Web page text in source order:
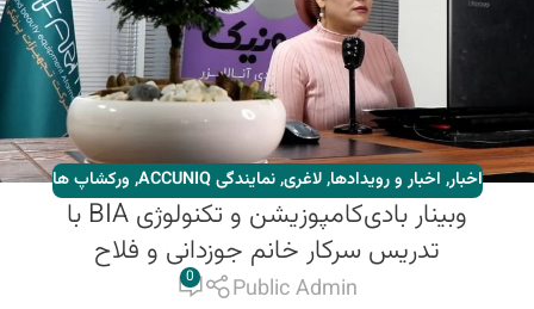
اخبار, اخبار و رویدادها,لاغری,نمایندگی ACCUNIQ , ورکشاپ ها
وبینار بادی‌کامپوزیشن و تکنولوژی BIA با
تدریس سرکار خانم جوزدانی و فلاح
Public Admin
0